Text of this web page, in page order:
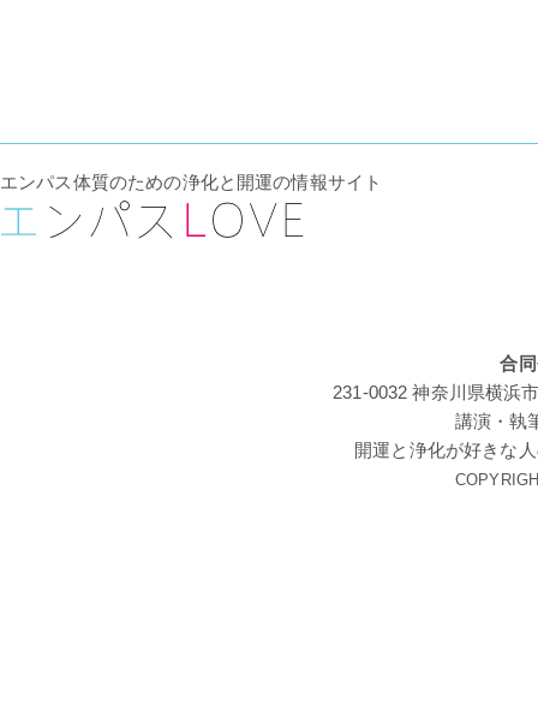
エンパス体質のための浄化と開運の情報サイト
合
231-0032 神奈川県横浜
講演・執
開運と浄化が好きな